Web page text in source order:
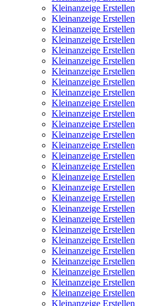
Kleinanzeige Erstellen
Kleinanzeige Erstellen
Kleinanzeige Erstellen
Kleinanzeige Erstellen
Kleinanzeige Erstellen
Kleinanzeige Erstellen
Kleinanzeige Erstellen
Kleinanzeige Erstellen
Kleinanzeige Erstellen
Kleinanzeige Erstellen
Kleinanzeige Erstellen
Kleinanzeige Erstellen
Kleinanzeige Erstellen
Kleinanzeige Erstellen
Kleinanzeige Erstellen
Kleinanzeige Erstellen
Kleinanzeige Erstellen
Kleinanzeige Erstellen
Kleinanzeige Erstellen
Kleinanzeige Erstellen
Kleinanzeige Erstellen
Kleinanzeige Erstellen
Kleinanzeige Erstellen
Kleinanzeige Erstellen
Kleinanzeige Erstellen
Kleinanzeige Erstellen
Kleinanzeige Erstellen
Kleinanzeige Erstellen
Kleinanzeige Erstellen